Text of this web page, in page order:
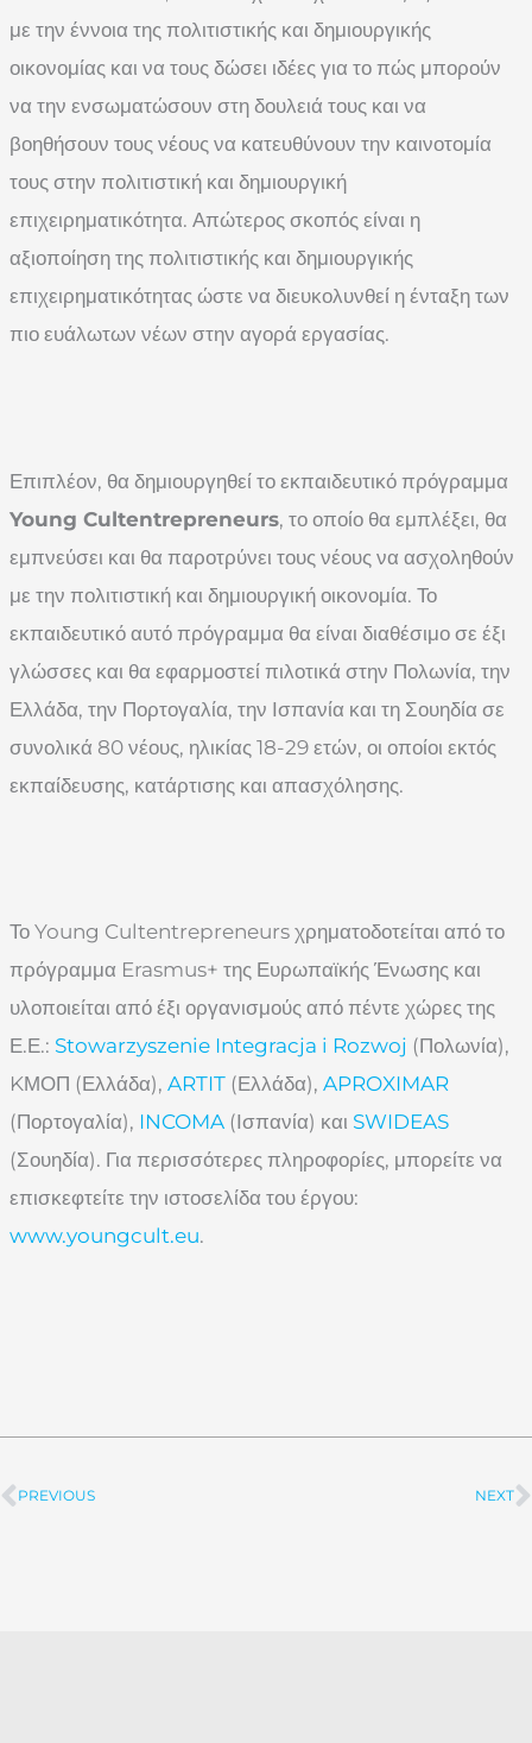
με την έννοια της πολιτιστικής και δημιουργικής
οικονομίας και να τους δώσει ιδέες για το πώς μπορούν
να την ενσωματώσουν στη δουλειά τους και να
βοηθήσουν τους νέους να κατευθύνουν την καινοτομία
τους στην πολιτιστική και δημιουργική
επιχειρηματικότητα. Απώτερος σκοπός είναι η
αξιοποίηση της πολιτιστικής και δημιουργικής
επιχειρηματικότητας ώστε να διευκολυνθεί η ένταξη των
πιο ευάλωτων νέων στην αγορά εργασίας.
Επιπλέον, θα δημιουργηθεί το εκπαιδευτικό πρόγραμμα
Young Cultentrepreneurs, το οποίο θα εμπλέξει, θα
εμπνεύσει και θα παροτρύνει τους νέους να ασχοληθούν
με την πολιτιστική και δημιουργική οικονομία. Το
εκπαιδευτικό αυτό πρόγραμμα θα είναι διαθέσιμο σε έξι
γλώσσες και θα εφαρμοστεί πιλοτικά στην Πολωνία, την
Ελλάδα, την Πορτογαλία, την Ισπανία και τη Σουηδία σε
συνολικά 80 νέους, ηλικίας 18-29 ετών, οι οποίοι εκτός
εκπαίδευσης, κατάρτισης και απασχόλησης.
Το Young Cultentrepreneurs χρηματοδοτείται από το
πρόγραμμα Erasmus+ της Ευρωπαϊκής Ένωσης και
υλοποιείται από έξι οργανισμούς από πέντε χώρες της
Ε.Ε.: ​​ Stowarzyszenie Integracja i Rozwoj (Πολωνία),
KΜΟΠ (Ελλάδα), ARTIT (Ελλάδα), APROXIMAR
(Πορτογαλία), INCOMA (Ισπανία) και SWIDEAS
(Σουηδία). Για περισσότερες πληροφορίες, μπορείτε να
επισκεφτείτε την ιστοσελίδα του έργου:
www.youngcult.eu.
Prev
PREVIOUS NEXT